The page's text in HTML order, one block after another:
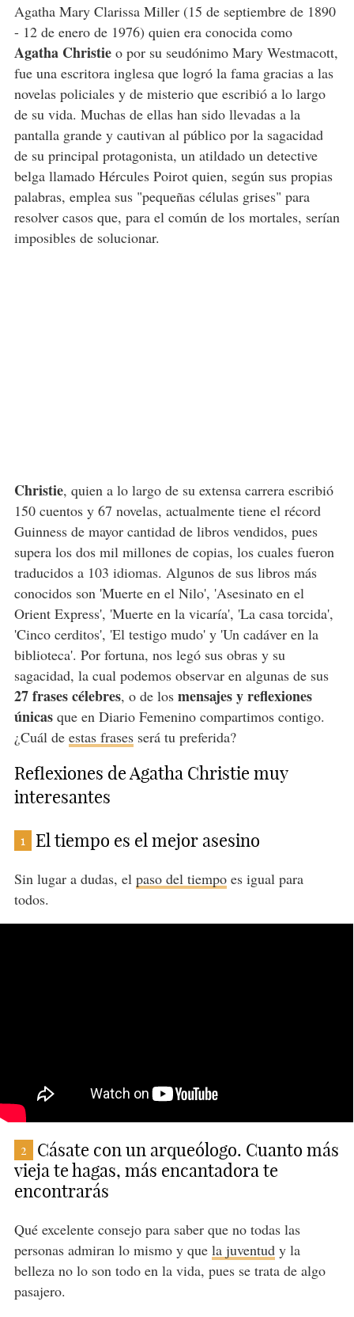
Agatha Mary Clarissa Miller (15 de septiembre de 1890
- 12 de enero de 1976) quien era conocida como
Agatha Christieo por su seudónimo Mary Westmacott,
fue una escritora inglesa que logró la fama gracias a las
novelas policiales y de misterio que escribió a lo largo
de su vida. Muchas de ellas han sido llevadas a la
pantalla grande y cautivan al público por la sagacidad
de su principal protagonista, un atildado un detective
belga llamado Hércules Poirot quien, según sus propias
palabras, emplea sus "pequeñas células grises" para
resolver casos que, para el común de los mortales, serían
imposibles de solucionar.
Christie, quien a lo largo de su extensa carrera escribió
150 cuentos y 67 novelas, actualmente tiene el récord
Guinness de mayor cantidad de libros vendidos, pues
supera los dos mil millones de copias, los cuales fueron
traducidos a 103 idiomas. Algunos de sus libros más
conocidos son 'Muerte en el Nilo', 'Asesinato en el
Orient Express', 'Muerte en la vicaría', 'La casa torcida',
'Cinco cerditos', 'El testigo mudo' y 'Un cadáver en la
biblioteca'. Por fortuna, nos legó sus obras y su
sagacidad, la cual podemos observar en algunas de sus
27 frases célebres, o de los mensajes y reflexiones
únicasque en Diario Femenino compartimos contigo.
¿Cuál de estas frasesserá tu preferida?
Reflexiones de Agatha Christie muy
interesantes
1 El tiempo es el mejor asesino
Sin lugar a dudas, el paso del tiempoes igual para
todos.
2
Cásate con un arqueólogo. Cuanto más
vieja te hagas, más encantadora te
encontrarás
Qué excelente consejo para saber que no todas las
personas admiran lo mismo y que la juventudy la
belleza no lo son todo en la vida, pues se trata de algo
pasajero.